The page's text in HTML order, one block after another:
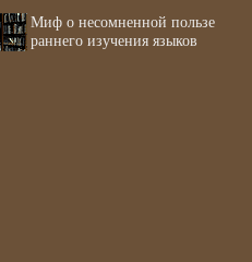
Миф о несомненной пользе
раннего изучения языков